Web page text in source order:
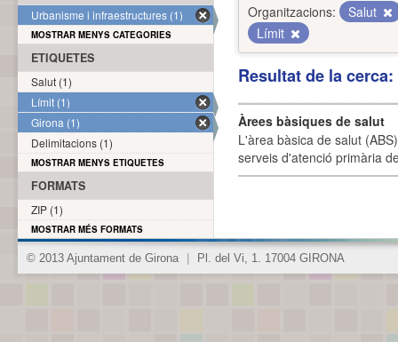
Organitzacions:
Salut
Límit
Resultat de la
Àrees bàsiques de salut
L'àrea bàsica de salut
serveis d'atenció primària
Urbanisme i infraestructures (1)
MOSTRAR MENYS CATEGORIES
ETIQUETES
Salut (1)
Límit (1)
Girona (1)
Delimitacions (1)
MOSTRAR MENYS ETIQUETES
FORMATS
ZIP (1)
MOSTRAR MÉS FORMATS
© 2013 Ajuntament de Girona Pl. del Vi, 1. 17004 GIRONA